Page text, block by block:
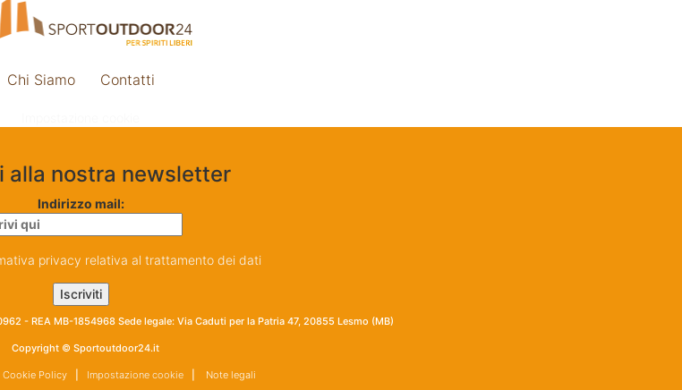
Chi Siamo Contatti
alla nostra newsletter
Indirizzo mail:
privacy relativa al trattamento dei dati
- REA MB-1854968 Sede legale: Via Caduti per la Patria 47, 20855 Lesmo (MB)
Copyright © Sportoutdoor24.it
Cookie Policy| Impostazione cookie| Note legali